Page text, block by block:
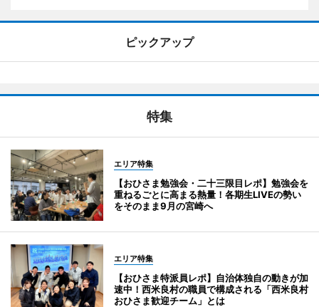
ピックアップ
特集
エリア特集
【おひさま勉強会・二十三限目レポ】勉強会を
重ねるごとに高まる熱量！各期生LIVEの勢い
をそのまま9月の宮崎へ
エリア特集
【おひさま特派員レポ】自治体独自の動きが加
速中！西米良村の職員で構成される「西米良村
おひさま歓迎チーム」とは